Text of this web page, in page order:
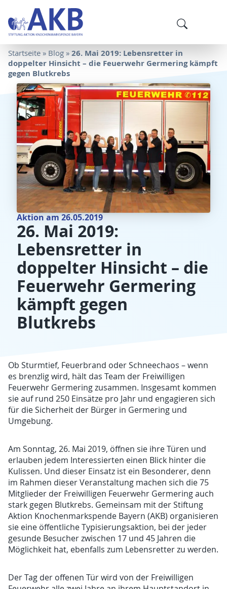
Startseite » Blog »26. Mai 2019: Lebensretter in
doppelter Hinsicht – die Feuerwehr Germering kämpft
gegen Blutkrebs
Aktion am 26.05.2019
26. Mai 2019:
Lebensretter in
doppelter Hinsicht – die
Feuerwehr Germering
kämpft gegen
Blutkrebs
Ob Sturmtief, Feuerbrand oder Schneechaos – wenn
es brenzlig wird, hält das Team der Freiwilligen
Feuerwehr Germering zusammen. Insgesamt kommen
sie auf rund 250 Einsätze pro Jahr und engagieren sich
für die Sicherheit der Bürger in Germering und
Umgebung.
Am Sonntag, 26. Mai 2019, öffnen sie ihre Türen und
erlauben jedem Interessierten einen Blick hinter die
Kulissen. Und dieser Einsatz ist ein Besonderer, denn
im Rahmen dieser Veranstaltung machen sich die 75
Mitglieder der Freiwilligen Feuerwehr Germering auch
stark gegen Blutkrebs. Gemeinsam mit der Stiftung
Aktion Knochenmarkspende Bayern (AKB) organisieren
sie eine öffentliche Typisierungsaktion, bei der jeder
gesunde Besucher zwischen 17 und 45 Jahren die
Möglichkeit hat, ebenfalls zum Lebensretter zu werden.
Der Tag der offenen Tür wird von der Freiwilligen